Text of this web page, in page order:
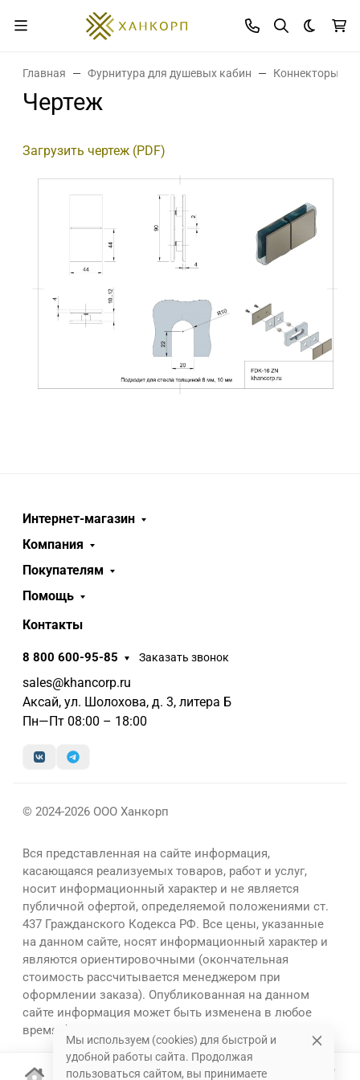
Темная
Главная Фурнитура для душевых кабин Коннекторы
Чертеж
Загрузить чертеж (PDF)
Интернет-магазин
Компания
Покупателям
Помощь
Контакты
8 800 600-95-85 Заказать звонок
sales@khancorp.ru
Аксай, ул. Шолохова, д. 3, литера Б
Пн—Пт 08:00 – 18:00
© 2024-2026 ООО Ханкорп
Вся представленная на сайте информация,
касающаяся реализуемых товаров, работ и услуг,
носит информационный характер и не является
публичной офертой, определяемой положениями ст.
437 Гражданского Кодекса РФ. Все цены, указанные
на данном сайте, носят информационный характер и
являются ориентировочными (окончательная
стоимость рассчитывается менеджером при
оформлении заказа). Опубликованная на данном
сайте информация может быть изменена в любое
время без предварительного уведомления.
Мы используем (cookies) для быстрой и
удобной работы сайта. Продолжая
пользоваться сайтом, вы принимаете